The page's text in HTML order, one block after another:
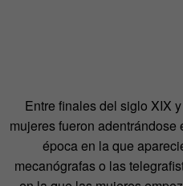
Entre finales del siglo XIX
mujeres fueron
época en la que
mecanógrafas o las